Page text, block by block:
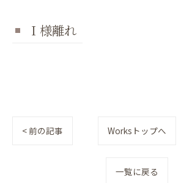
Ｉ様離れ
< 前の記事 Worksトップへ
一覧に戻る